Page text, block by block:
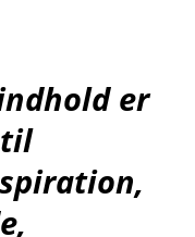
dine er